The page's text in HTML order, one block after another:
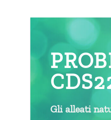
Gli alleati